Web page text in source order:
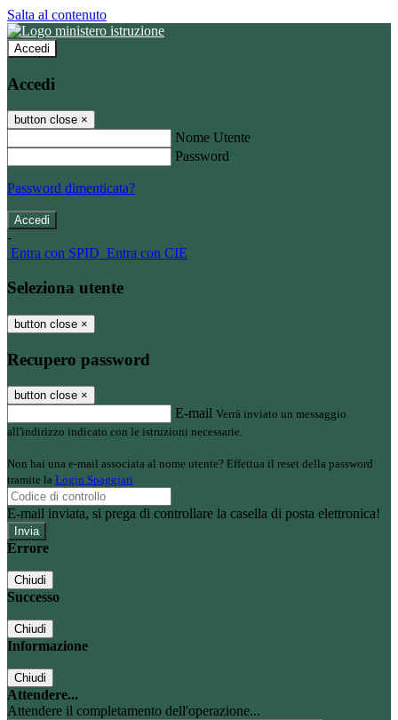
Salta al contenuto
Accedi
Accedi
button close ×
Nome Utente
Password
Password dimenticata?
-
Entra con SPID Entra con CIE
Seleziona utente
button close ×
Recupero password
button close ×
E-mail Verrà inviato un messaggio
all'indirizzo indicato con le istruzioni necessarie.
Non hai una e-mail associata al nome utente? Effettua il reset della password
tramite la Login Spaggiari
E-mail inviata, si prega di controllare la casella di posta elettronica!
Errore
Chiudi
Successo
Chiudi
Informazione
Chiudi
Attendere...
Attendere il completamento dell'operazione...